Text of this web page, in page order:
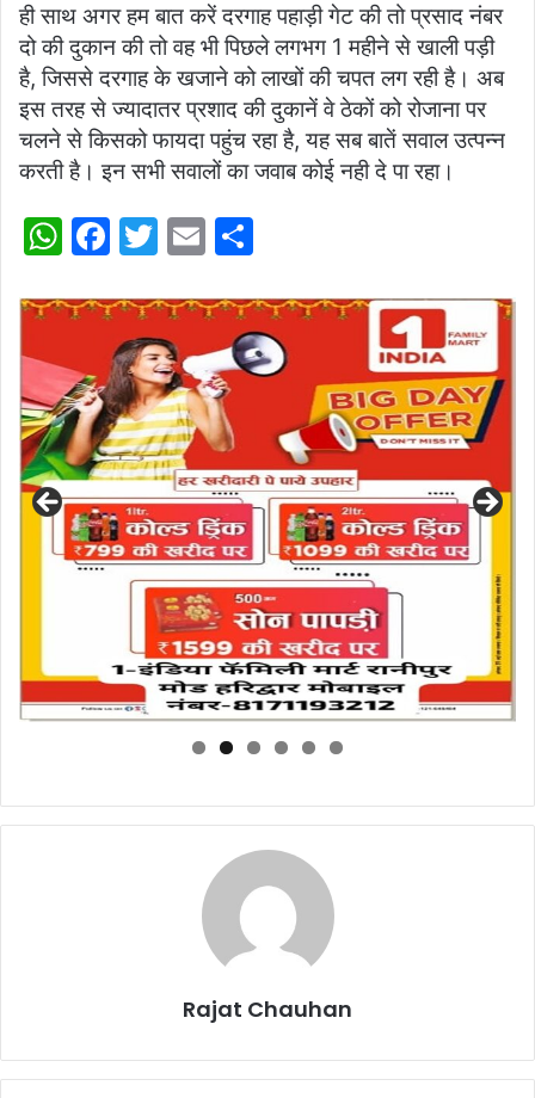
ही साथ अगर हम बात करें दरगाह पहाड़ी गेट की तो प्रसाद नंबर
दो की दुकान की तो वह भी पिछले लगभग 1 महीने से खाली पड़ी
है, जिससे दरगाह के खजाने को लाखों की चपत लग रही है। अब
इस तरह से ज्यादातर प्रशाद की दुकानें वे ठेकों को रोजाना पर
चलने से किसको फायदा पहुंच रहा है, यह सब बातें सवाल उत्पन्न
करती है। इन सभी सवालों का जवाब कोई नही दे पा रहा।
W
at
A
p
p
F
c
e
b
o
o
k
T
itt
er
E
ai
l
ar
e
Rajat Chauhan